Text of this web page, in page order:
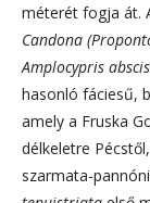
méterét fogja át.
Candona
Amplocypris
hasonló fáciesű,
amely a Fruska
délkeletre
szarmata-